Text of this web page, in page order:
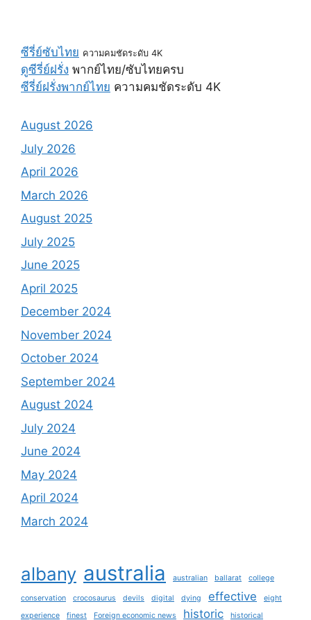
ซีรี่ย์ซับไทย ความคมชัดระดับ 4K
ดูซีรี่ย์ฝรั่ง พากย์ไทย/ซับไทยครบ
ซีรี่ย์ฝรั่งพากย์ไทย ความคมชัดระดับ 4K
August 2026
July 2026
April 2026
March 2026
August 2025
July 2025
June 2025
April 2025
December 2024
November 2024
October 2024
September 2024
August 2024
July 2024
June 2024
May 2024
April 2024
March 2024
albany australia australian ballarat college
conservation crocosaurus devils digital dying effective
eight
experience
finest Foreign economic news historic historical